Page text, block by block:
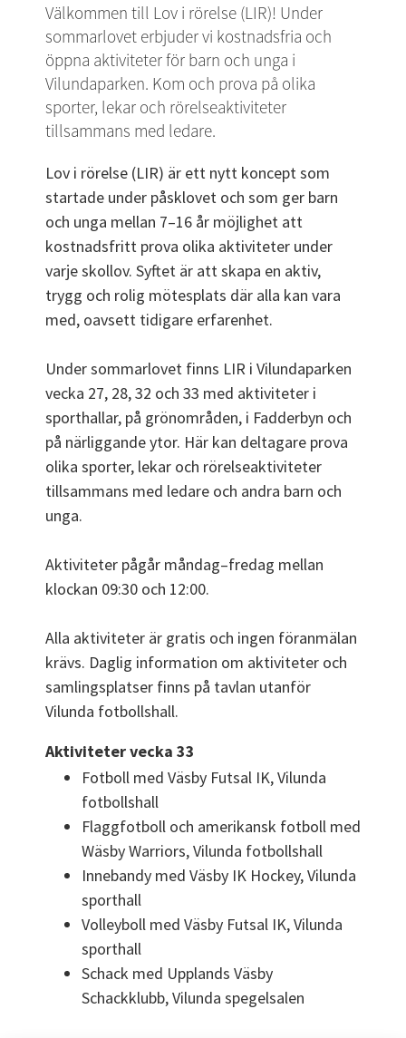
Välkommen till Lov i rörelse (LIR)! Under
sommarlovet erbjuder vi kostnadsfria och
öppna aktiviteter för barn och unga i
Vilundaparken. Kom och prova på olika
sporter, lekar och rörelseaktiviteter
tillsammans med ledare.
Lov i rörelse (LIR) är ett nytt koncept som
startade under påsklovet och som ger barn
och unga mellan 7–16 år möjlighet att
kostnadsfritt prova olika aktiviteter under
varje skollov. Syftet är att skapa en aktiv,
trygg och rolig mötesplats där alla kan vara
med, oavsett tidigare erfarenhet.
Under sommarlovet finns LIR i Vilundaparken
vecka 27, 28, 32 och 33 med aktiviteter i
sporthallar, på grönområden, i Fadderbyn och
på närliggande ytor. Här kan deltagare prova
olika sporter, lekar och rörelseaktiviteter
tillsammans med ledare och andra barn och
unga.
Aktiviteter pågår måndag–fredag mellan
klockan 09:30 och 12:00.
Alla aktiviteter är gratis och ingen föranmälan
krävs. Daglig information om aktiviteter och
samlingsplatser finns på tavlan utanför
Vilunda fotbollshall.
Aktiviteter vecka 33
Fotboll med Väsby Futsal IK, Vilunda
fotbollshall
Flaggfotboll och amerikansk fotboll med
Wäsby Warriors, Vilunda fotbollshall
Innebandy med Väsby IK Hockey, Vilunda
sporthall
Volleyboll med Väsby Futsal IK, Vilunda
sporthall
Schack med Upplands Väsby
Schackklubb, Vilunda spegelsalen